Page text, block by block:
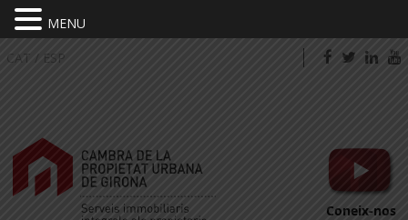
CAT / ESP
Coneix-nos
MENU